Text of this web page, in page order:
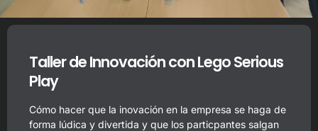
Taller de Innovación con Lego Serious
Play
Cómo hacer que la inovación en la empresa se haga de
forma lúdica y divertida y que los particpantes salgan